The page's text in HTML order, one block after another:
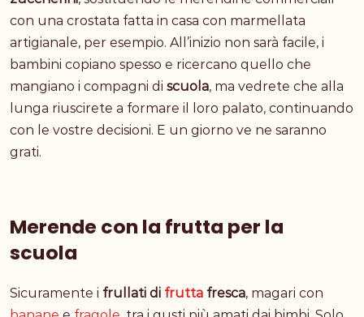
con una crostata fatta in casa con marmellata
artigianale, per esempio. All’inizio non sarà facile, i
bambini copiano spesso e ricercano quello che
mangiano i compagni di scuola, ma vedrete che alla
lunga riuscirete a formare il loro palato, continuando
con le vostre decisioni. E un giorno ve ne saranno
grati.
Merende con la frutta per la
scuola
Sicuramente i frullati di frutta fresca, magari con